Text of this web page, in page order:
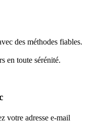
des méthodes fiables.
en toute sérénité.
votre adresse e-mail